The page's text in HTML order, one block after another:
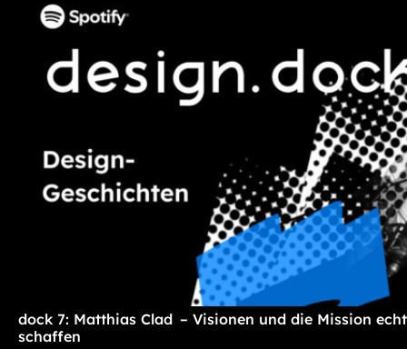
dock 7: Matthias Clad – Visionen und die Mission
schaffen